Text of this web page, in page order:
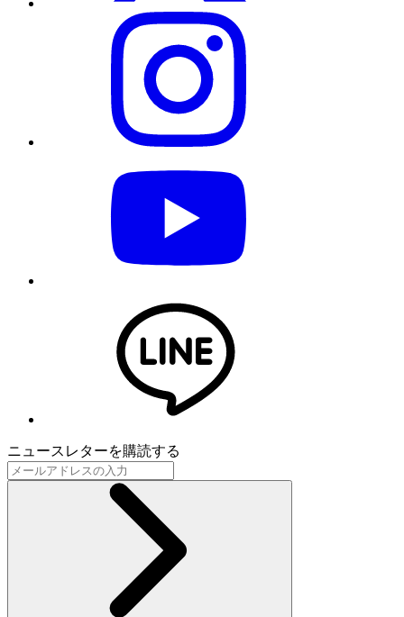
ニュースレターを購読する